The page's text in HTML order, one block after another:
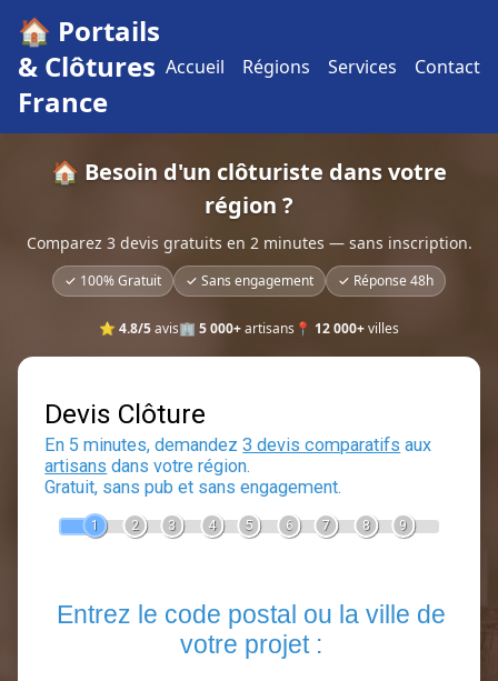
🏠 Portails
& Clôtures
France
Accueil Régions Services Contact
🏠 Besoin d'un clôturiste dans votre
région ?
Comparez 3 devis gratuits en 2 minutes — sans inscription.
✓ 100% Gratuit ✓ Sans engagement ✓ Réponse 48h
⭐ 4.8/5avis🏢 5 000+artisans 📍 12 000+villes
Devis Clôture
En 5 minutes, demandez3 devis comparatifs
3 4 5